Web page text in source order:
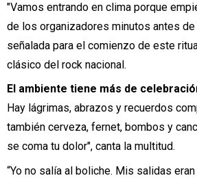
"Vamos entrando en clima porque
de los organizadores minutos antes de
señalada para el comienzo de este
clásico del rock nacional.
El ambiente tiene más de
Hay lágrimas, abrazos y recuerdos
también cerveza, fernet, bombos y
se coma tu dolor", canta la multitud.
“Yo no salía al boliche. Mis salidas